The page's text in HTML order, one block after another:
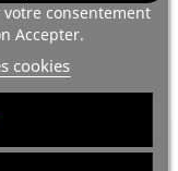
consentement
Accepter.
cookies
De Stock